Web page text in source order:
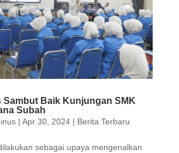
Sambut Baik Kunjungan SMK
Subah
| Apr 30, 2024| Berita Terbaru
sebagai upaya mengenalkan